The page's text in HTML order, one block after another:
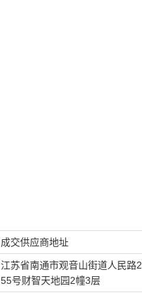
成交供应商地址
江苏省南通市观音山街道人民路2
55号财智天地园2幢3层